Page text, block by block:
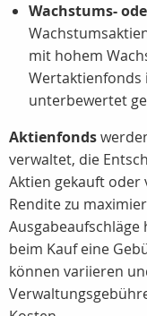
Wachstums-
mit hohem
Wertaktienfonds
unterbewertet
Aktienfonds
verwaltet, die
Aktien gekauft
Rendite zu
Ausgabeaufschläge
beim Kauf eine
können variieren